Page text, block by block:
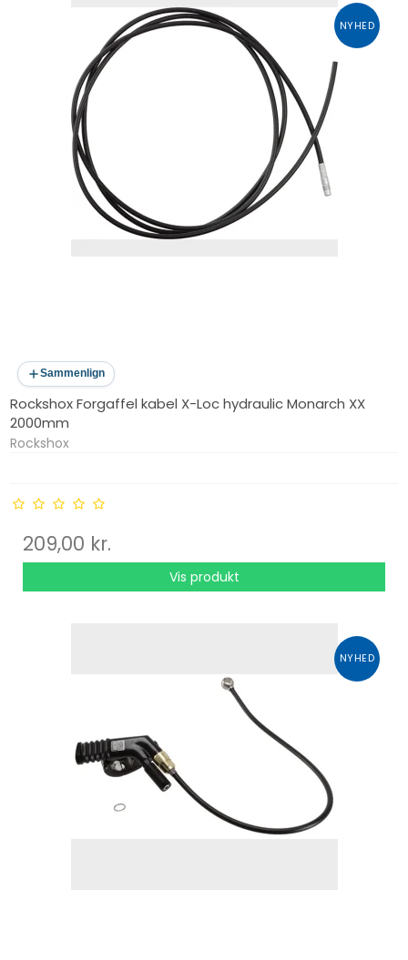
NYHED
Sammenlign
Rockshox Forgaffel kabel X-Loc hydraulic Monarch XX
2000mm
Rockshox
209,00 kr.
Vis produkt
NYHED